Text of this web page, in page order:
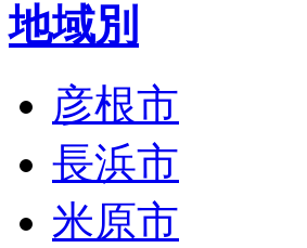
地域別
彦根市
長浜市
米原市